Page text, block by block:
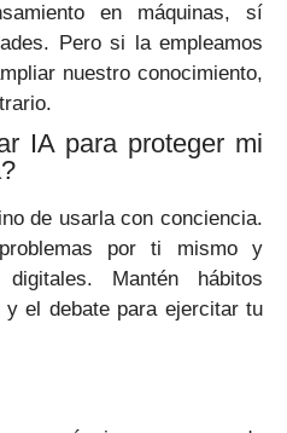
en máquinas, sí
Pero si la empleamos
nuestro conocimiento,
IA para proteger mi
de usarla con conciencia.
por ti mismo y
Mantén hábitos
el debate para ejercitar tu